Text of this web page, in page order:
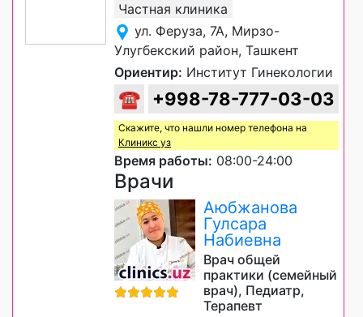
Частная клиника
ул. Феруза, 7А, Мирзо-
Улугбекский район, Ташкент
Ориентир: Институт Гинекологии
☎ +998-78-777-03-03
Скажите, что нашли номер телефона на
Клиникс уз
Время работы: 08:00-24:00
Врачи
Аюбжанова
Гулсара
Набиевна
Врач общей
практики (семейный
врач), Педиатр,
Терапевт